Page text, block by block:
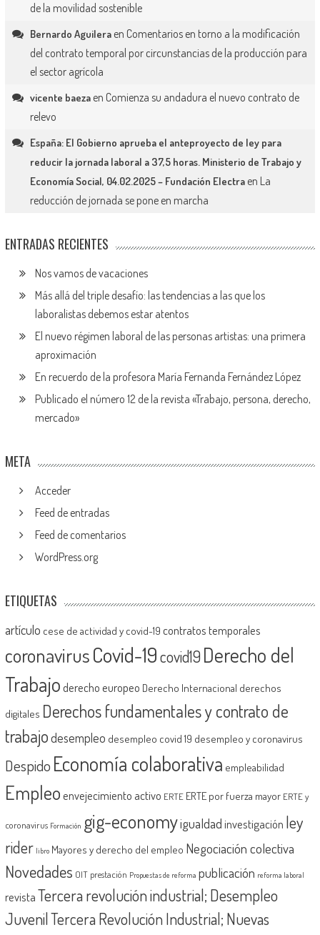
de la movilidad sostenible
Bernardo Aguileraen Comentarios en torno a la modificación
del contrato temporal por circunstancias de la producción para
el sector agrícola
vicente baezaen Comienza su andadura el nuevo contrato de
relevo
España: El Gobierno aprueba el anteproyecto de ley para
reducir la jornada laboral a 37,5 horas. Ministerio de Trabajo y
Economía Social, 04.02.2025 – Fundación Electraen La
reducción de jornada se pone en marcha
ENTRADAS RECIENTES
Nos vamos de vacaciones
Más allá del triple desafío: las tendencias a las que los
laboralistas debemos estar atentos
El nuevo régimen laboral de las personas artistas: una primera
aproximación
En recuerdo de la profesora María Fernanda Fernández López
Publicado el número 12 de la revista «Trabajo, persona, derecho,
mercado»
META
Acceder
Feed de entradas
Feed de comentarios
WordPress.org
ETIQUETAS
artículo cese de actividad y covid-19 contratos temporales
coronavirusCovid-19covid19 Derecho del
Trabajoderecho europeo Derecho Internacional derechos
digitales Derechos fundamentales y contrato de
trabajodesempleo desempleo covid 19 desempleo y coronavirus
Despido Economía colaborativa empleabilidad
Empleoenvejecimiento activo ERTE ERTE por fuerza mayor ERTE y
coronavirus Formación gig-economyigualdadinvestigación ley
rider libro Mayores y derecho del empleo Negociación colectiva
Novedades OIT prestación Propuestas de reforma publicación reforma laboral
revistaTercera revolución industrial; Desempleo
JuvenilTercera Revolución Industrial; Nuevas